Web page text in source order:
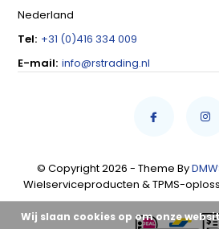
Nederland
Tel: +31 (0)416 334 009
E-mail: info@rstrading.nl
© Copyright 2026 - Theme By
Wielserviceproducten & TPMS-
Wij slaan cookies op om onze